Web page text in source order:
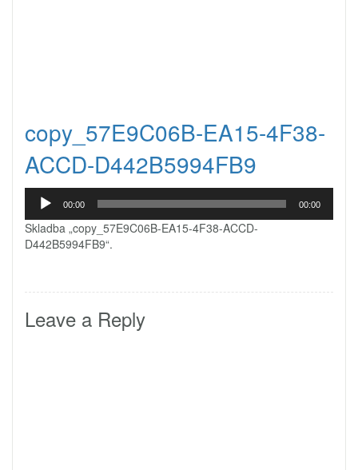
copy_57E9C06B-EA15-4F38-
ACCD-D442B5994FB9
Audio
přehrávač00:00 00:00
Skladba „copy_57E9C06B-EA15-4F38-ACCD-
D442B5994FB9“.
Leave a Reply